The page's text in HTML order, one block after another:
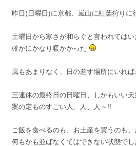
昨日(日曜日)に京都、嵐山に紅葉狩りに
土曜日から寒さが和らぐと言われてはい
確かにかなり暖かかった
風もあまりなく、日の差す場所にいれ
三連休の最終日の日曜日、しかもいい天
案の定ものすごい人、人、人～!!
ご飯を食べるのも、お土産を買うのも、
何もかも並ばなくてはできない状態でし